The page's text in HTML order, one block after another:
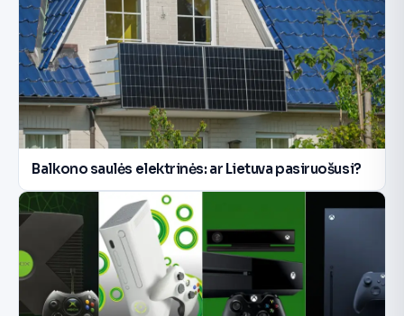
Balkono saulės elektrinės: ar Lietuva pasiruošusi?